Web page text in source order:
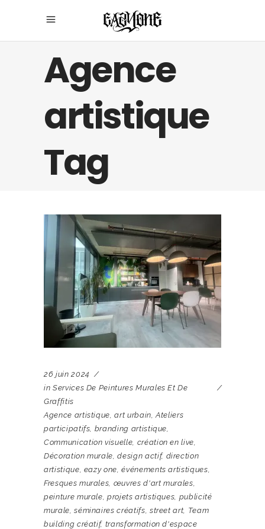
Agence
artistique
Tag
26 juin 2024
in Services De Peintures Murales Et De
Graffitis
Agence artistique,art urbain,Ateliers
participatifs, branding artistique,
Communication visuelle, création en live,
Décoration murale,design actif, direction
artistique, eazy one,événements artistiques,
Fresques murales, œuvres d'art murales,
peinture murale,projets artistiques, publicité
murale,séminaires créatifs, street art, Team
building créatif, transformation d'espace